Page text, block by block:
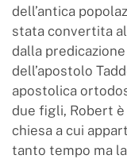
dell’antica
stata convertita
dalla
dell’apostolo
apostolica
due figli, Robert
chiesa a cui
tanto tempo ma